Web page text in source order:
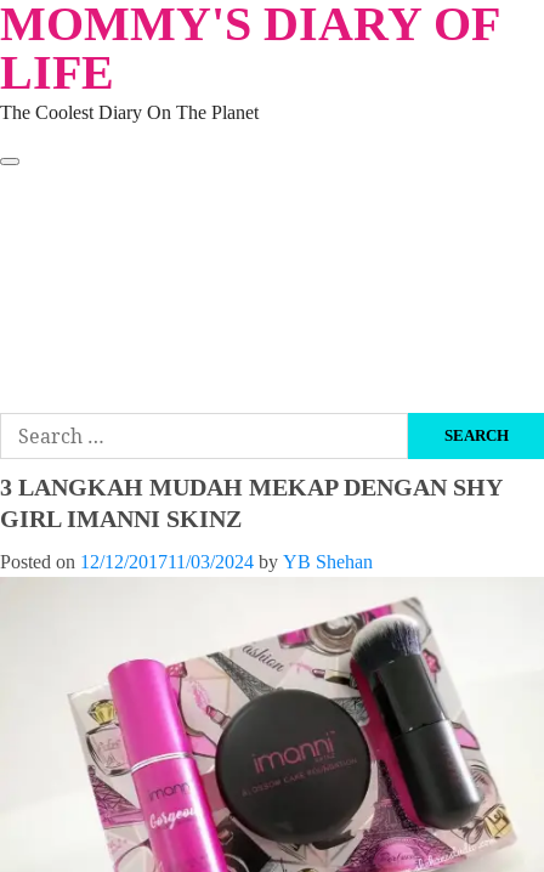
Skip
to
content
MOMMY'S DIARY OF
LIFE
The Coolest Diary On The Planet
Search
for:
3 LANGKAH MUDAH MEKAP DENGAN SHY
GIRL IMANNI SKINZ
Posted on 12/12/201711/03/2024 by YB Shehan